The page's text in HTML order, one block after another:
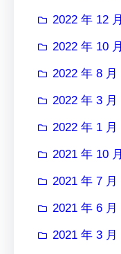
2022 年 12 月
2022 年 10 月
2022 年 8 月
2022 年 3 月
2022 年 1 月
2021 年 10 月
2021 年 7 月
2021 年 6 月
2021 年 3 月